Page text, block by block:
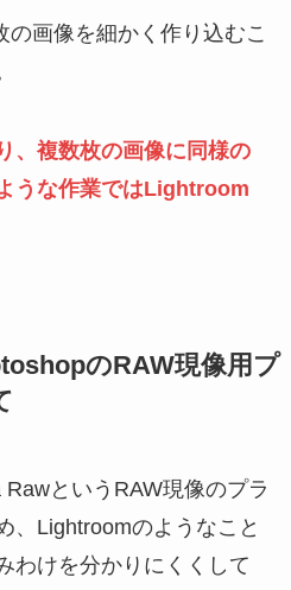
画像を細かく作り込むこ
、複数枚の画像に同様の
うな作業ではLightroom
のRAW現像用プ
というRAW現像のプラ
、Lightroomのようなこと
わけを分かりにくくして